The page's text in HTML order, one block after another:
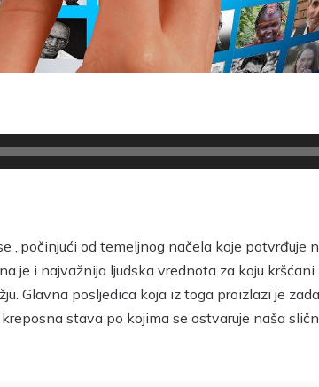
od temeljnog načela koje potvrđuje
je i najvažnija ljudska vrednota za koju
Glavna posljedica koja iz toga proizlazi je
stava po kojima se ostvaruje naša